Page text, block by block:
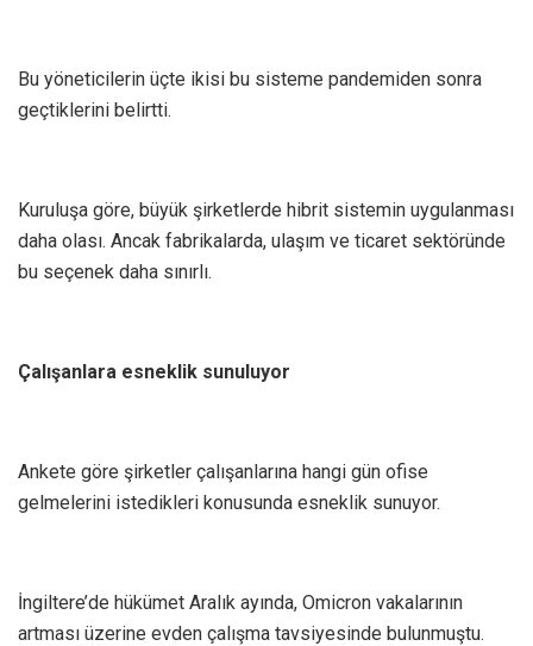
Bu yöneticilerin üçte ikisi bu sisteme pandemiden sonra
geçtiklerini belirtti.
Kuruluşa göre, büyük şirketlerde hibrit sistemin uygulanması
daha olası. Ancak fabrikalarda, ulaşım ve ticaret sektöründe
bu seçenek daha sınırlı.
Çalışanlara esneklik sunuluyor
Ankete göre şirketler çalışanlarına hangi gün ofise
gelmelerini istedikleri konusunda esneklik sunuyor.
İngiltere’de hükümet Aralık ayında, Omicron vakalarının
artması üzerine evden çalışma tavsiyesinde bulunmuştu.